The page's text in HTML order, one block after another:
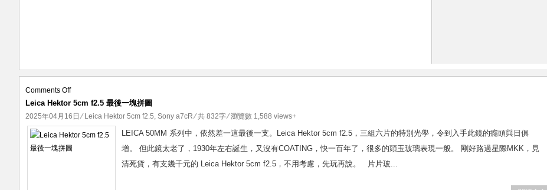
Comments Offon
Leica
Hektor
5cm
Leica Hektor 5cm f2.5 最後一塊拼圖
2025年04月16日 ⁄ Leica Hektor 5cm f2.5, Sony a7cR⁄ 共 832字 ⁄ 瀏覽數 1,588 views+
LEICA 50MM 系列中，依然差一這最後一支。Leica Hektor 5cm f2.5，三組六片的特別光學，令到入手此鏡的癮頭與日俱
增。 但此鏡太老了，1930年左右誕生，又沒有COATING，快一百年了，很多的頭玉玻璃表現一般。 剛好路過星際MKK，見
清死貨，有支幾千元的 Leica Hektor 5cm f2.5，不用考慮，先玩再說。 片片玻...